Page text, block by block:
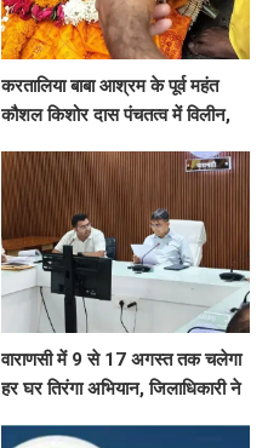
करतालिया बाबा आश्रम के पूर्व महंत
कौशल किशोर दास पंचतत्व में विलीन,
वाराणसी में 9 से 17 अगस्त तक चलेगा
हर घर तिरंगा अभियान, जिलाधिकारी ने